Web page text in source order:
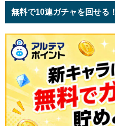
無料で10連ガチャを回せる！